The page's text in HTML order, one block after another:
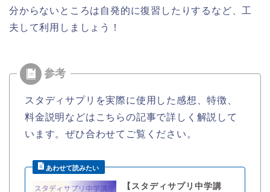
分からないところは自発的に復習したりするなど、工
夫して利用しましょう！
スタディサプリを実際に使用した感想、特徴、
料金説明などはこちらの記事で詳しく解説して
います。ぜひ合わせてご覧ください。
【スタディサプリ中学講